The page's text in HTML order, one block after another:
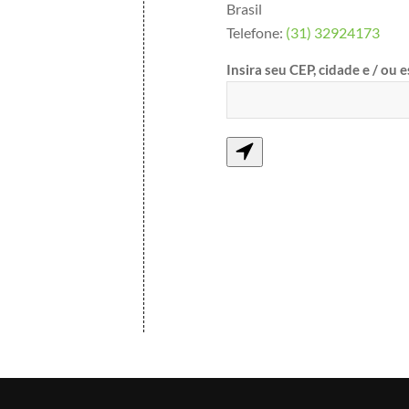
Brasil
Telefone: (31) 32924173
Insira seu CEP, cidade e / ou